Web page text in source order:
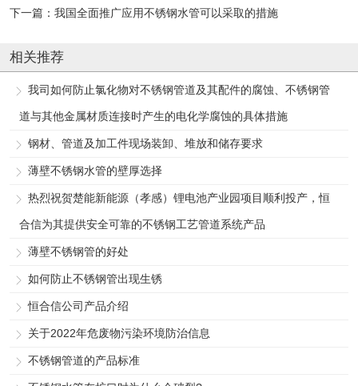
下一篇： 我国全面推广应用不锈钢水管可以采取的措施
相关推荐
我司如何防止氯化物对不锈钢管道及其配件的腐蚀、不锈钢管
道与其他金属材质连接时产生的电化学腐蚀的具体措施
钢材、管道及加工件现场装卸、堆放和储存要求
薄壁不锈钢水管的壁厚选择
热烈祝贺楚能新能源（孝感）锂电池产业园项目顺利投产，恒
合信为其提供安全可靠的不锈钢工艺管道系统产品
薄壁不锈钢管的好处
如何防止不锈钢管出现生锈
恒合信公司产品介绍
关于2022年危废物污染环境防治信息
不锈钢管道的产品标准